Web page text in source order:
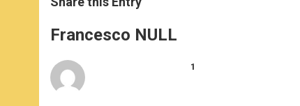
s
p
p
e
g
e
b
o
k
r
Francesco NULL
1